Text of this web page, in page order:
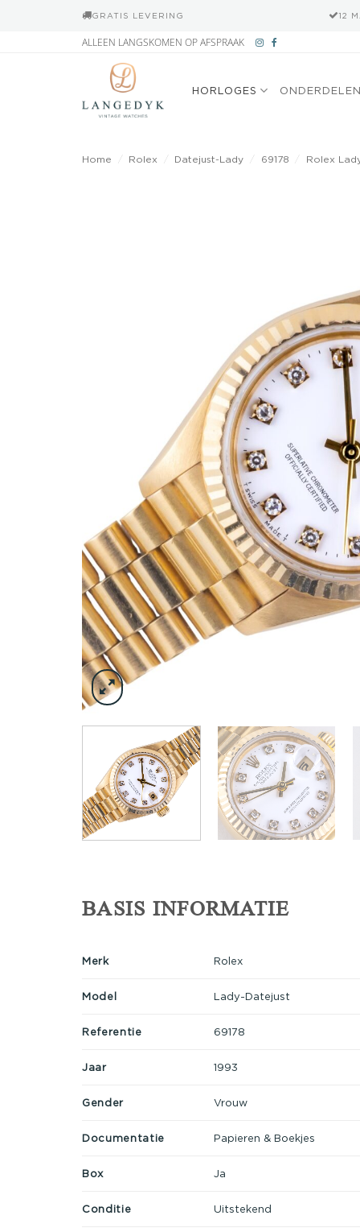
GRATIS LEVERING 12
ALLEEN LANGSKOMEN OP AFSPRAAK
HORLOGES ONDERDELEN
Home Rolex Datejust-Lady 69178 Rolex
BASIS INFORMATIE
Merk Rolex
Model Lady-Datejust
Referentie 69178
Jaar 1993
Gender Vrouw
Documentatie Papieren & Boekjes
Box Ja
Conditie Uitstekend